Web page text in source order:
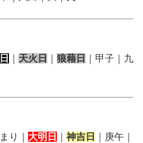
天火日 狼藉日
｜甲子｜九
り｜ 大明日 神吉日
｜庚午｜